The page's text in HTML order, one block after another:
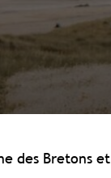
des Bretons